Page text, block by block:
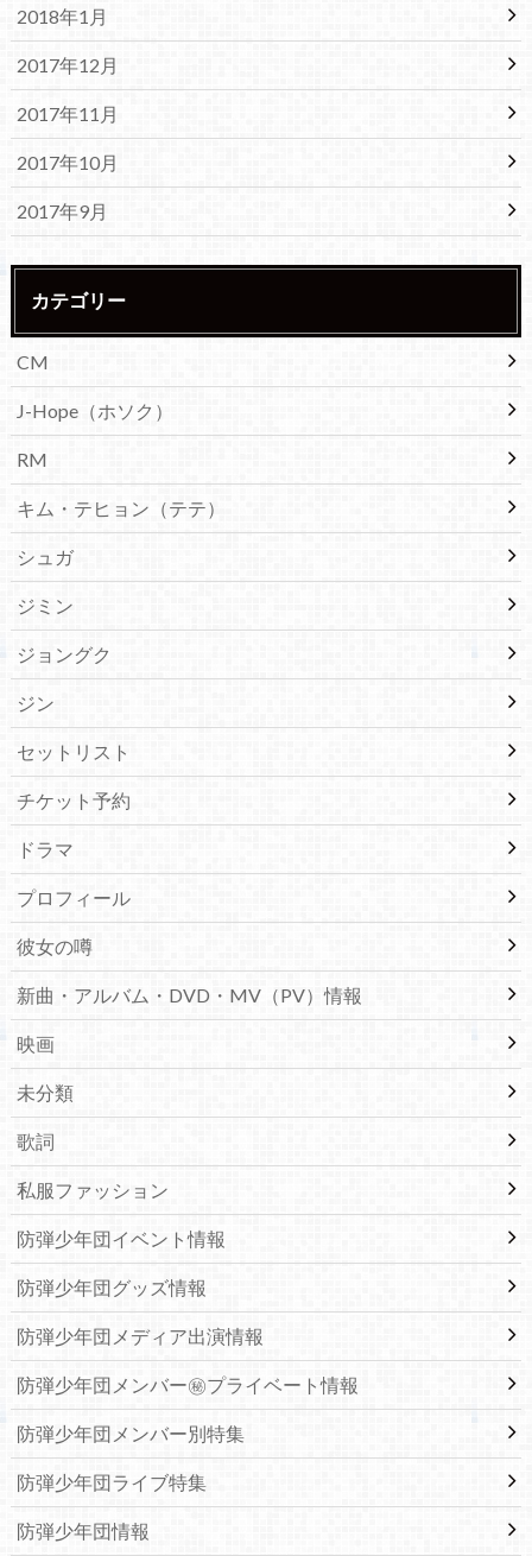
2018年1月
2017年12月
2017年11月
2017年10月
2017年9月
カテゴリー
CM
J-Hope（ホソク）
RM
キム・テヒョン（テテ）
シュガ
ジミン
ジョングク
ジン
セットリスト
チケット予約
ドラマ
プロフィール
彼女の噂
新曲・アルバム・DVD・MV（PV）情報
映画
未分類
歌詞
私服ファッション
防弾少年団イベント情報
防弾少年団グッズ情報
防弾少年団メディア出演情報
防弾少年団メンバー㊙プライベート情報
防弾少年団メンバー別特集
防弾少年団ライブ特集
防弾少年団情報